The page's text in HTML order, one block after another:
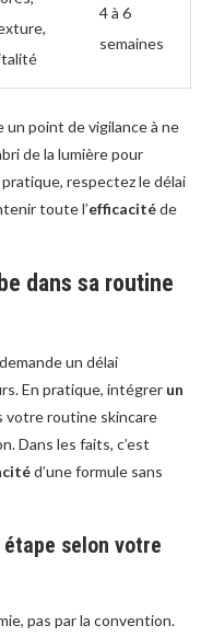
4 à 6
semaines
point de vigilance à ne
de la lumière pour
pratique, respectez le délai
toute l’efficacitéde
dans sa routine
un délai
En pratique, intégrer un
votre routine skincare
Dans les faits, c’est
d’une formule sans
selon votre
pas par la convention.